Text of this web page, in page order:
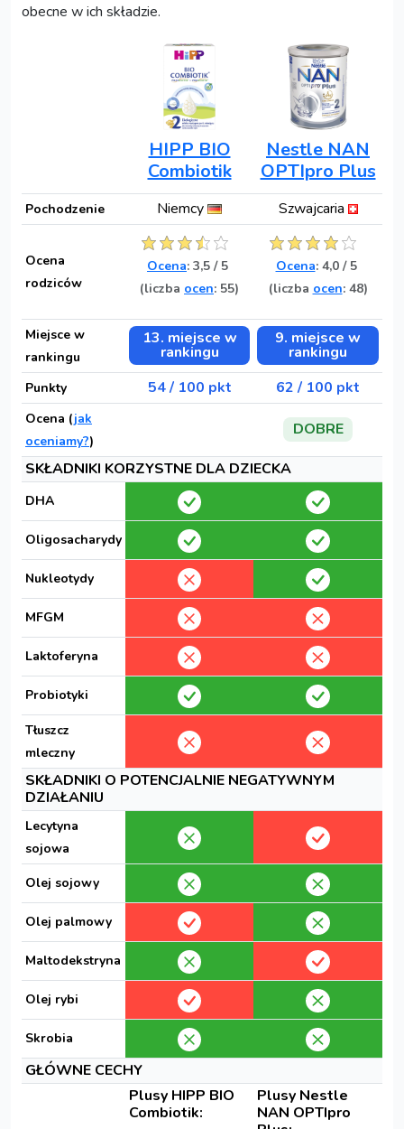
obecne w ich składzie.
HIPP BIO
Combiotik
Nestle NAN
OPTIpro Plus
Pochodzenie Niemcy Szwajcaria
Ocena
rodziców
Ocena: 3,5 / 5
(liczba ocen: 55)
Ocena: 4,0/ 5
(liczba ocen: 48)
Miejsce w
rankingu
13. miejsce w
rankingu
9. miejsce w
rankingu
Punkty 54 / 100 pkt 62 / 100 pkt
Ocena (jak
oceniamy?)
DOBRE
SKŁADNIKI KORZYSTNE DLA DZIECKA
DHA
Oligosacharydy
Nukleotydy
MFGM
Laktoferyna
Probiotyki
Tłuszcz
mleczny
SKŁADNIKI O POTENCJALNIE NEGATYWNYM
DZIAŁANIU
Lecytyna
sojowa
Olej sojowy
Olej palmowy
Maltodekstryna
Olej rybi
Skrobia
GŁÓWNE CECHY
Plusy HIPP BIO
Combiotik:
Plusy Nestle
NAN OPTIpro